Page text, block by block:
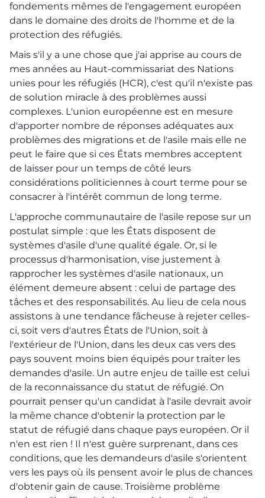
fondements mêmes de l'engagement européen
dans le domaine des droits de l'homme et de la
protection des réfugiés.
Mais s'il y a une chose que j'ai apprise au cours de
mes années au Haut-commissariat des Nations
unies pour les réfugiés (HCR), c'est qu'il n'existe pas
de solution miracle à des problèmes aussi
complexes. L'union européenne est en mesure
d'apporter nombre de réponses adéquates aux
problèmes des migrations et de l'asile mais elle ne
peut le faire que si ces États membres acceptent
de laisser pour un temps de côté leurs
considérations politiciennes à court terme pour se
consacrer à l'intérêt commun de long terme.
L'approche communautaire de l'asile repose sur un
postulat simple : que les États disposent de
systèmes d'asile d'une qualité égale. Or, si le
processus d'harmonisation, vise justement à
rapprocher les systèmes d'asile nationaux, un
élément demeure absent : celui de partage des
tâches et des responsabilités. Au lieu de cela nous
assistons à une tendance fâcheuse à rejeter celles-
ci, soit vers d'autres États de l'Union, soit à
l'extérieur de l'Union, dans les deux cas vers des
pays souvent moins bien équipés pour traiter les
demandes d'asile. Un autre enjeu de taille est celui
de la reconnaissance du statut de réfugié. On
pourrait penser qu'un candidat à l'asile devrait avoir
la même chance d'obtenir la protection par le
statut de réfugié dans chaque pays européen. Or il
n'en est rien ! Il n'est guère surprenant, dans ces
conditions, que les demandeurs d'asile s'orientent
vers les pays où ils pensent avoir le plus de chances
d'obtenir gain de cause. Troisième problème